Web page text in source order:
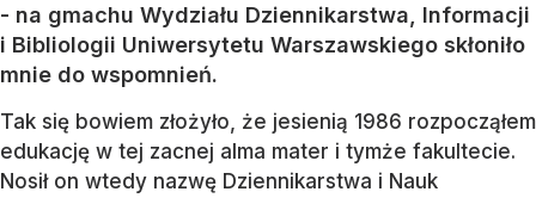
- na gmachu Wydziału Dziennikarstwa, Informacji
i Bibliologii Uniwersytetu Warszawskiego skłoniło
mnie do wspomnień.
Tak się bowiem złożyło, że jesienią 1986 rozpocząłem
edukację w tej zacnej alma mater i tymże fakultecie.
Nosił on wtedy nazwę Dziennikarstwa i Nauk